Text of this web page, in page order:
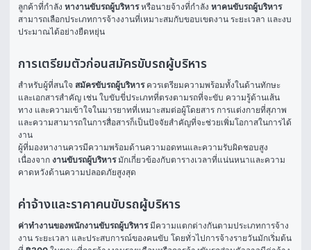
ลูกค้าที่กำลัง หางานขับรถผู้บริหาร หรือนายจ้างที่กำลัง หาคนขับรถผู้บริหาร
สามารถเลือกประเภทการจ้างงานที่เหมาะสมกับขอบเขตงาน ระยะเวลา และงบ
ประมาณได้อย่างยืดหยุ่น
การเตรียมตัวก่อนสมัครขับรถผู้บริหาร
สำหรับผู้ที่สนใจ สมัครขับรถผู้บริหาร ควรเตรียมความพร้อมทั้งในด้านทักษะ
และเอกสารสำคัญ เช่น ใบขับขี่ประเภทที่ตรงตามรถที่จะขับ ความรู้ด้านเส้น
ทาง และความเข้าใจในมารยาทที่เหมาะสมต่อผู้โดยสาร การแต่งกายที่สุภาพ
และความสามารถในการสื่อสารก็เป็นปัจจัยสำคัญที่จะช่วยเพิ่มโอกาสในการได้
งาน
ผู้ที่มองหางานควรมีความพร้อมด้านความอดทนและความรับผิดชอบสูง
เนื่องจาก งานขับรถผู้บริหาร มักเกี่ยวข้องกับตารางเวลาที่แน่นหนาและความ
คาดหวังด้านความปลอดภัยสูงสุด
ค่าจ้างและราคาคนขับรถผู้บริหาร
ค่าทำงานของพนักงานขับรถผู้บริหาร มีความแตกต่างกันตามประเภทการจ้าง
งาน ระยะเวลา และประสบการณ์ของคนขับ โดยทั่วไปการจ้างรายวันมักเริ่มต้น